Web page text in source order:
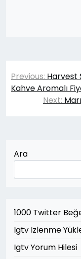
Yazı
gezinmesi
Previous: Harvest
Kahve Aromalı
Next:
Ara
1000 Twitter
Igtv Izlenme
Igtv Yorum Hilesi